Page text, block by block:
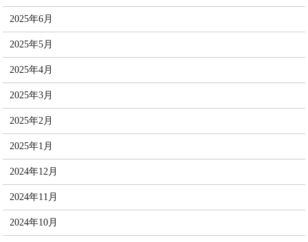
2025年6月
2025年5月
2025年4月
2025年3月
2025年2月
2025年1月
2024年12月
2024年11月
2024年10月